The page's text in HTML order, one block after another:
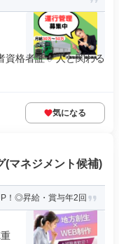
格者証 ✅人と関わる
気になる
(マネジメント候補)
！◎昇給・賞与年2回